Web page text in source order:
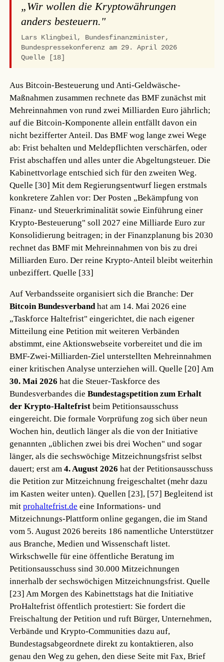
„Wir wollen die Kryptowährungen
anders besteuern."
Lars Klingbeil, Bundesfinanzminister,
Bundespressekonferenz am 29. April 2026
Quelle [18]
Aus Bitcoin-Besteuerung und Anti-Geldwäsche-
Maßnahmen zusammen rechnete das BMF zunächst mit
Mehreinnahmen von rund zwei Milliarden Euro jährlich;
auf die Bitcoin-Komponente allein entfällt davon ein
nicht bezifferter Anteil. Das BMF wog lange zwei Wege
ab: Frist behalten und Meldepflichten verschärfen, oder
Frist abschaffen und alles unter die Abgeltungsteuer. Die
Kabinettvorlage entschied sich für den zweiten Weg.
Quelle [30] Mit dem Regierungsentwurf liegen erstmals
konkretere Zahlen vor: Der Posten „Bekämpfung von
Finanz- und Steuerkriminalität sowie Einführung einer
Krypto-Besteuerung" soll 2027 eine Milliarde Euro zur
Konsolidierung beitragen; in der Finanzplanung bis 2030
rechnet das BMF mit Mehreinnahmen von bis zu drei
Milliarden Euro. Der reine Krypto-Anteil bleibt weiterhin
unbeziffert.Quelle [33]
Auf Verbandsseite organisiert sich die Branche: Der
Bitcoin Bundesverbandhat am 14. Mai 2026 eine
„Taskforce Haltefrist" eingerichtet, die nach eigener
Mitteilung eine Petition mit weiteren Verbänden
abstimmt, eine Aktionswebseite vorbereitet und die im
BMF-Zwei-Milliarden-Ziel unterstellten Mehreinnahmen
einer kritischen Analyse unterziehen will.Quelle [20] Am
30. Mai 2026 hat die Steuer-Taskforce des
Bundesverbandes dieBundestagspetition zum Erhalt
der Krypto-Haltefrist beim Petitionsausschuss
eingereicht. Die formale Vorprüfung zog sich über neun
Wochen hin, deutlich länger als die von der Initiative
genannten „üblichen zwei bis drei Wochen" und sogar
länger, als die sechswöchige Mitzeichnungsfrist selbst
dauert; erst am4. August 2026 hat der Petitionsausschuss
die Petition zur Mitzeichnung freigeschaltet (mehr dazu
im Kasten weiter unten).Quellen [23], [57] Begleitend ist
mitprohaltefrist.de eine Informations- und
Mitzeichnungs-Plattform online gegangen, die im Stand
vom 5. August 2026 bereits 186 namentliche Unterstützer
aus Branche, Medien und Wissenschaft listet.
Wirkschwelle für eine öffentliche Beratung im
Petitionsausschuss sind 30.000 Mitzeichnungen
innerhalb der sechswöchigen Mitzeichnungsfrist.Quelle
[23] Am Morgen des Kabinettstags hat die Initiative
ProHaltefrist öffentlich protestiert: Sie fordert die
Freischaltung der Petition und ruft Bürger, Unternehmen,
Verbände und Krypto-Communities dazu auf,
Bundestagsabgeordnete direkt zu kontaktieren, also
genau den Weg zu gehen, den diese Seite mit Fax, Brief